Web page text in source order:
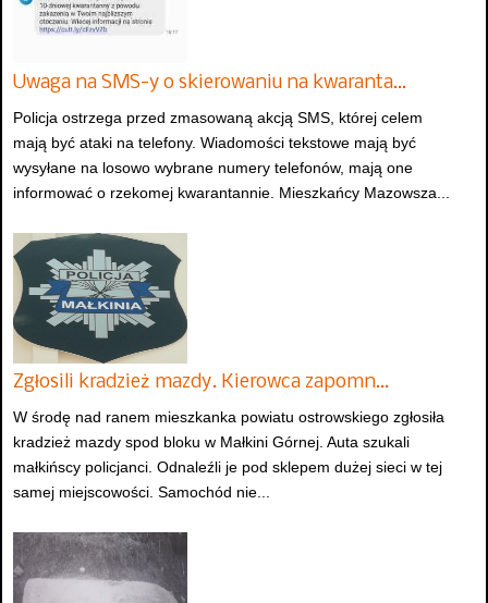
Uwaga na SMS-y o skierowaniu na kwaranta…
Policja ostrzega przed zmasowaną akcją SMS, której celem
mają być ataki na telefony. Wiadomości tekstowe mają być
wysyłane na losowo wybrane numery telefonów, mają one
informować o rzekomej kwarantannie. Mieszkańcy Mazowsza...
Zgłosili kradzież mazdy. Kierowca zapomn…
W środę nad ranem mieszkanka powiatu ostrowskiego zgłosiła
kradzież mazdy spod bloku w Małkini Górnej. Auta szukali
małkińscy policjanci. Odnaleźli je pod sklepem dużej sieci w tej
samej miejscowości. Samochód nie...